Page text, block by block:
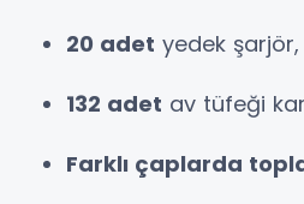
20 adet yedek şarjör,
132 adet av tüfeği
Farklı çaplarda